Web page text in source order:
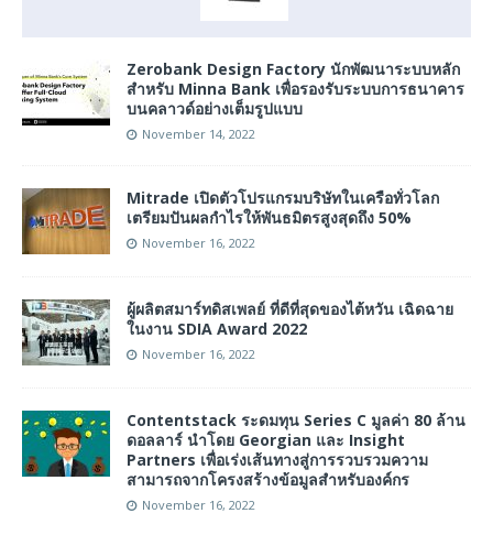
Zerobank Design Factory นักพัฒนาระบบหลัก
สำหรับ Minna Bank เพื่อรองรับระบบการธนาคาร
บนคลาวด์อย่างเต็มรูปแบบ
November 14, 2022
Mitrade เปิดตัวโปรแกรมบริษัทในเครือทั่วโลก
เตรียมปันผลกำไรให้พันธมิตรสูงสุดถึง 50%
November 16, 2022
ผู้ผลิตสมาร์ทดิสเพลย์ ที่ดีที่สุดของไต้หวัน เฉิดฉาย
ในงาน SDIA Award 2022
November 16, 2022
Contentstack ระดมทุน Series C มูลค่า 80 ล้าน
ดอลลาร์ นำโดย Georgian และ Insight
Partners เพื่อเร่งเส้นทางสู่การรวบรวมความ
สามารถจากโครงสร้างข้อมูลสำหรับองค์กร
November 16, 2022